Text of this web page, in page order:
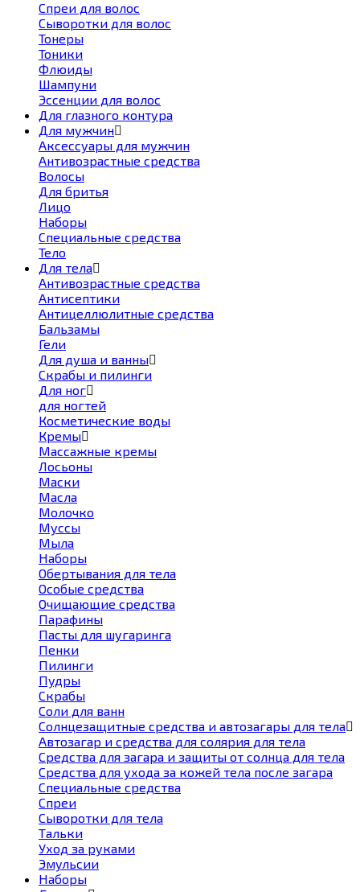
Спреи для волос
Сыворотки для волос
Тонеры
Тоники
Флюиды
Шампуни
Эссенции для волос
Для глазного контура
Для мужчин
Аксессуары для мужчин
Антивозрастные средства
Волосы
Для бритья
Лицо
Наборы
Специальные средства
Тело
Для тела
Антивозрастные средства
Антисептики
Антицеллюлитные средства
Бальзамы
Гели
Для душа и ванны
Скрабы и пилинги
Для ног
для ногтей
Косметические воды
Кремы
Массажные кремы
Лосьоны
Маски
Масла
Молочко
Муссы
Мыла
Наборы
Обертывания для тела
Особые средства
Очищающие средства
Парафины
Пасты для шугаринга
Пенки
Пилинги
Пудры
Скрабы
Соли для ванн
Солнцезащитные средства и автозагары для тела
Автозагар и средства для солярия для тела
Средства для загара и защиты от солнца для тела
Средства для ухода за кожей тела после загара
Специальные средства
Спреи
Сыворотки для тела
Тальки
Уход за руками
Эмульсии
Наборы